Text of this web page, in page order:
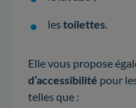
lestoilettes.
Elle vous propose
d’accessibilité pour
telles que :